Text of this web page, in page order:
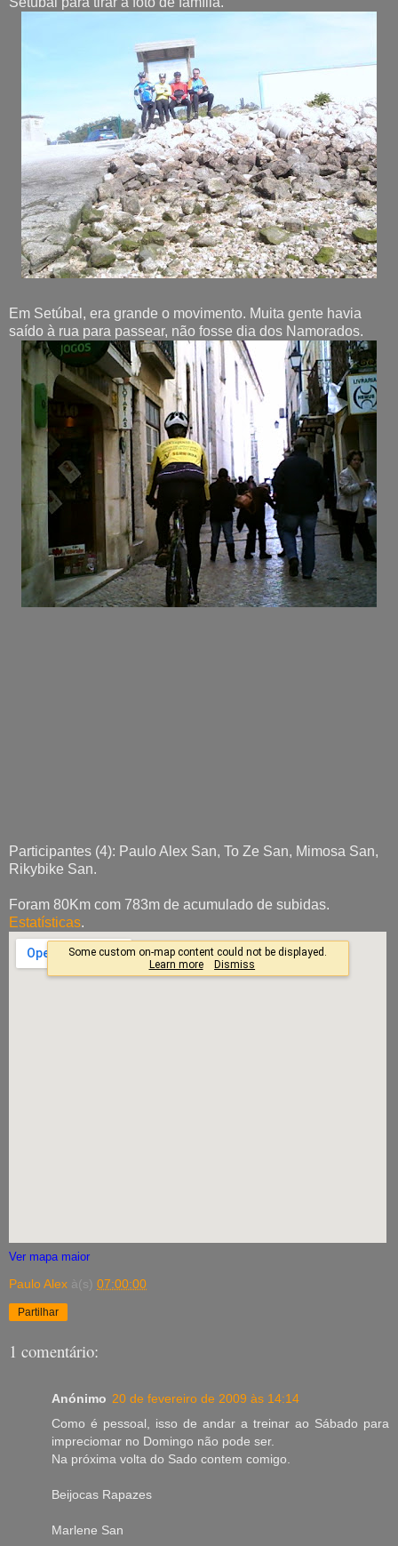
Em Setúbal, era grande o movimento. Muita gente havia
saído à rua para passear, não fosse dia dos Namorados.
Participantes (4): Paulo Alex San, To Ze San, Mimosa San,
Rikybike San.
Foram 80Km com 783m de acumulado de subidas.
Estatísticas.
Ver mapa maior
Paulo Alex à(s) 07:00:00
Partilhar
1 comentário:
Anónimo 20 de fevereiro de 2009 às 14:14
Como é pessoal, isso de andar a treinar ao Sábado para
impreciomar no Domingo não pode ser.
Na próxima volta do Sado contem comigo.
Beijocas Rapazes
Marlene San